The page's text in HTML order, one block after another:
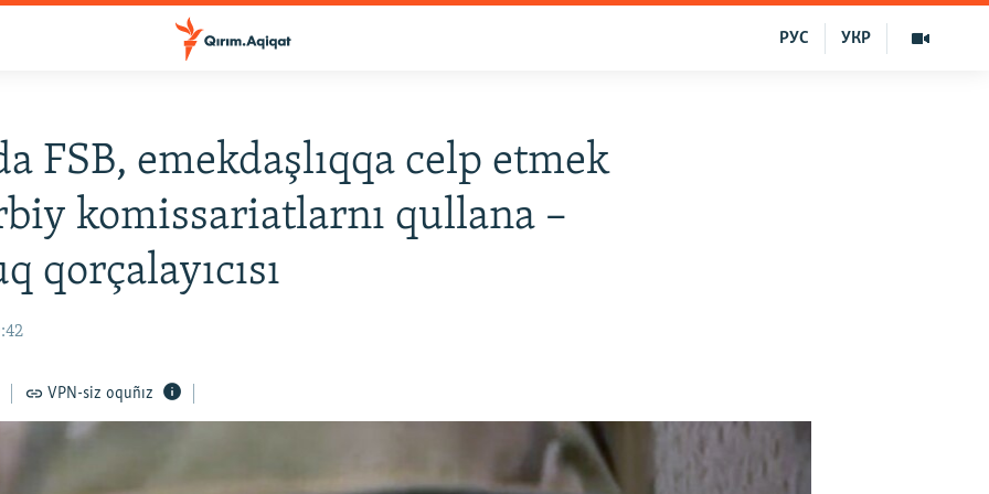
УКР
РУС
FSB, emekdaşlıqqa celp etmek
komissariatlarnı qullana –
qorçalayıcısı
VPN-siz oquñız